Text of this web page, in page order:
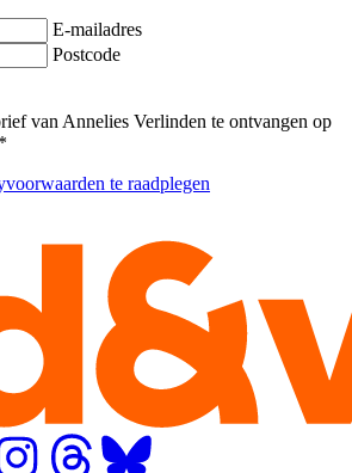
E-mailadres
Postcode
van Annelies Verlinden te ontvangen op
te raadplegen